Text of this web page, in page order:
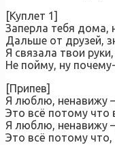
[Куплет 1]
Заперла тебя дома,
Дальше от друзей,
Я связала твои
Не пойму, ну
[Припев]
Я люблю, ненавижу
Это всё потому что
Я люблю, ненавижу
Это всё потому